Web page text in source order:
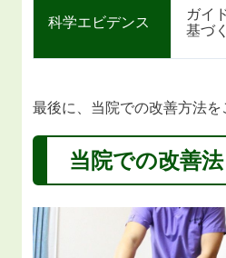
科学エビデンス
ガイ
基づ
最後に、当院での改善方法を
当院での改善法